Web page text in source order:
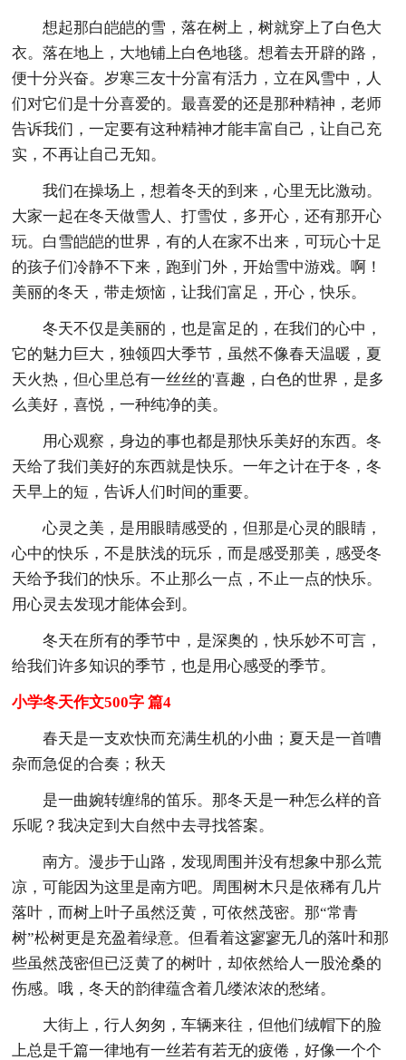
想起那白皑皑的雪，落在树上，树就穿上了白色大
衣。落在地上，大地铺上白色地毯。想着去开辟的路，
便十分兴奋。岁寒三友十分富有活力，立在风雪中，人
们对它们是十分喜爱的。最喜爱的还是那种精神，老师
告诉我们，一定要有这种精神才能丰富自己，让自己充
实，不再让自己无知。
我们在操场上，想着冬天的到来，心里无比激动。
大家一起在冬天做雪人、打雪仗，多开心，还有那开心
玩。白雪皑皑的世界，有的人在家不出来，可玩心十足
的孩子们冷静不下来，跑到门外，开始雪中游戏。啊！
美丽的冬天，带走烦恼，让我们富足，开心，快乐。
冬天不仅是美丽的，也是富足的，在我们的心中，
它的魅力巨大，独领四大季节，虽然不像春天温暖，夏
天火热，但心里总有一丝丝的'喜趣，白色的世界，是多
么美好，喜悦，一种纯净的美。
用心观察，身边的事也都是那快乐美好的东西。冬
天给了我们美好的东西就是快乐。一年之计在于冬，冬
天早上的短，告诉人们时间的重要。
心灵之美，是用眼睛感受的，但那是心灵的眼睛，
心中的快乐，不是肤浅的玩乐，而是感受那美，感受冬
天给予我们的快乐。不止那么一点，不止一点的快乐。
用心灵去发现才能体会到。
冬天在所有的季节中，是深奥的，快乐妙不可言，
给我们许多知识的季节，也是用心感受的季节。
小学冬天作文500字 篇4
春天是一支欢快而充满生机的小曲；夏天是一首嘈
杂而急促的合奏；秋天
是一曲婉转缠绵的笛乐。那冬天是一种怎么样的音
乐呢？我决定到大自然中去寻找答案。
南方。漫步于山路，发现周围并没有想象中那么荒
凉，可能因为这里是南方吧。周围树木只是依稀有几片
落叶，而树上叶子虽然泛黄，可依然茂密。那“常青
树”松树更是充盈着绿意。但看着这寥寥无几的落叶和那
些虽然茂密但已泛黄了的树叶，却依然给人一股沧桑的
伤感。哦，冬天的韵律蕴含着几缕浓浓的愁绪。
大街上，行人匆匆，车辆来往，但他们绒帽下的脸
上总是千篇一律地有一丝若有若无的疲倦，好像一个个